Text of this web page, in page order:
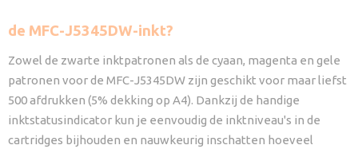
de MFC-J5345DW-inkt?
Zowel de zwarte inktpatronen als de cyaan, magenta en gele
patronen voor de MFC-J5345DW zijn geschikt voor maar liefst
500 afdrukken (5% dekking op A4). Dankzij de handige
inktstatusindicator kun je eenvoudig de inktniveau's in de
cartridges bijhouden en nauwkeurig inschatten hoeveel